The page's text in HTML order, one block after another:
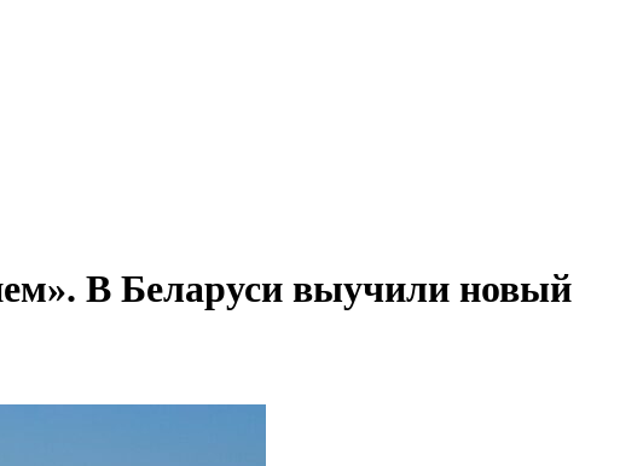
В Беларуси выучили новый